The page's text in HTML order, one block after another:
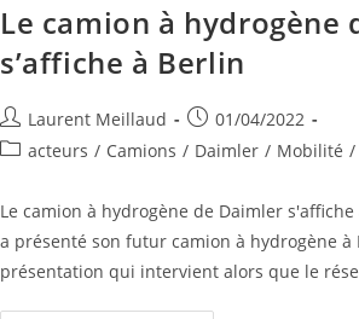
Le camion à hydrogène
s’affiche à Berlin
Laurent Meillaud
01/04/2022
acteurs / Camions / Daimler / Mobilité /
Le camion à hydrogène de Daimler
a présenté son futur camion à hydrogène à
présentation qui intervient alors que le